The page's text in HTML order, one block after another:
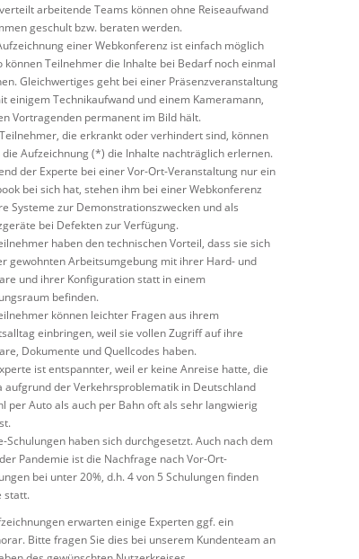
arbeitende Teams können ohne Reiseaufwand
geschult bzw. beraten werden.
einer Webkonferenz ist einfach möglich
können Teilnehmer die Inhalte bei Bedarf noch einmal
Gleichwertiges geht bei einer Präsenzveranstaltung
einigem Technikaufwand und einem Kameramann,
Vortragenden permanent im Bild hält.
die erkrankt oder verhindert sind, können
Aufzeichnung (*) die Inhalte nachträglich erlernen.
der Experte bei einer Vor-Ort-Veranstaltung nur ein
bei sich hat, stehen ihm bei einer Webkonferenz
Systeme zur Demonstrationszwecken und als
bei Defekten zur Verfügung.
haben den technischen Vorteil, dass sie sich
gewohnten Arbeitsumgebung mit ihrer Hard- und
und ihrer Konfiguration statt in einem
befinden.
können leichter Fragen aus ihrem
einbringen, weil sie vollen Zugriff auf ihre
Dokumente und Quellcodes haben.
ist entspannter, weil er keine Anreise hatte, die
aufgrund der Verkehrsproblematik in Deutschland
per Auto als auch per Bahn oft als sehr langwierig
Schulungen haben sich durchgesetzt. Auch nach dem
Pandemie ist die Nachfrage nach Vor-Ort-
bei unter 20%, d.h. 4 von 5 Schulungen finden
statt.
erwarten einige Experten ggf. ein
Bitte fragen Sie dies bei unserem Kundenteam an